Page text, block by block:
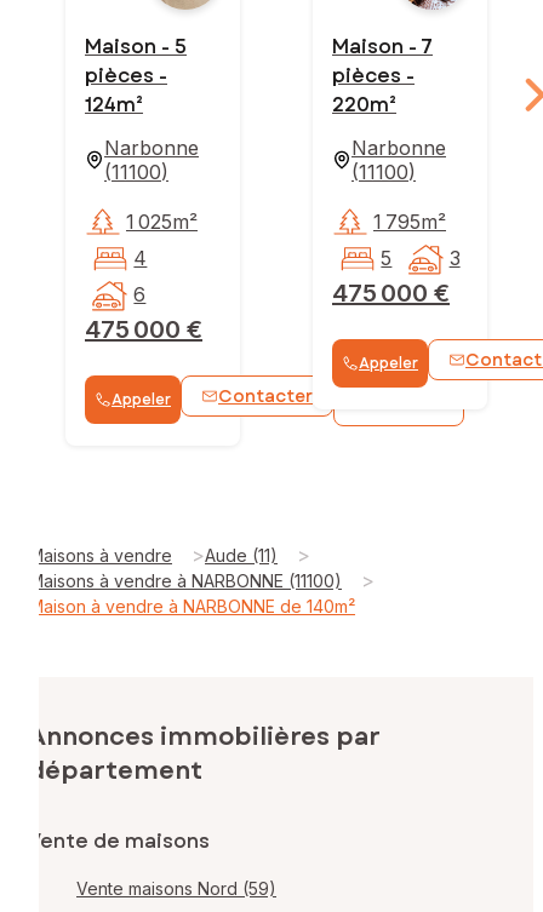
Maison - 5
pièces -
124m²
Narbonne
(11100)
475 000 €
1 025m²
4
6
Appeler Contacter
Maison - 7
pièces -
220m²
Narbonne
(11100)
475 000 €
1 795m²
5
3
Appeler
Maisons à vendre >Aude (11) >
Maisons à vendre à NARBONNE (11100) >
Maison à vendre à NARBONNE de 140m²
Annonces immobilières par
département
Vente de maisons
Vente maisons Nord (59)